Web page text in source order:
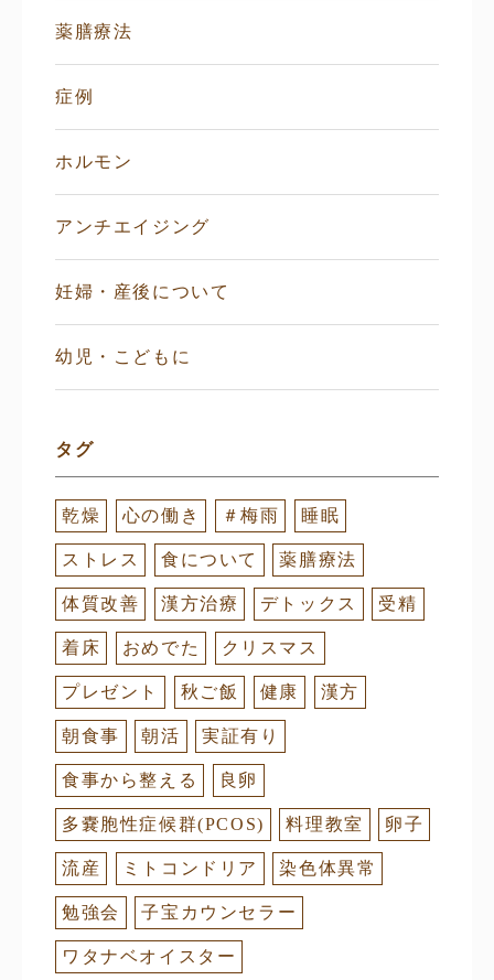
薬膳療法
症例
ホルモン
アンチエイジング
妊婦・産後について
幼児・こどもに
タグ
乾燥 心の働き ＃梅雨 睡眠
ストレス 食について 薬膳療法
体質改善 漢方治療 デトックス 受精
着床 おめでた クリスマス
プレゼント 秋ご飯 健康 漢方
朝食事 朝活 実証有り
食事から整える 良卵
多嚢胞性症候群(PCOS) 料理教室 卵子
流産 ミトコンドリア 染色体異常
勉強会 子宝カウンセラー
ワタナベオイスター